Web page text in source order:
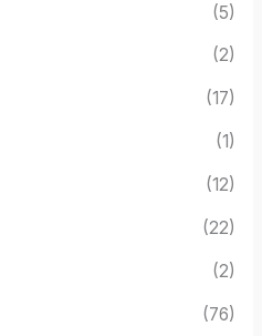
(5)
(2)
(17)
(1)
(12)
(22)
(2)
(76)